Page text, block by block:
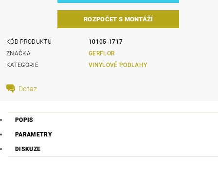
ROZPOČET S MONTÁŽÍ
KÓD PRODUKTU
10105-1717
ZNAČKA
GERFLOR
KATEGORIE
VINYLOVÉ PODLAHY
Dotaz
POPIS
PARAMETRY
DISKUZE